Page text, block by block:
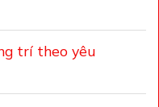
trí theo yêu